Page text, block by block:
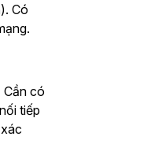
Có
Cần có
tiếp